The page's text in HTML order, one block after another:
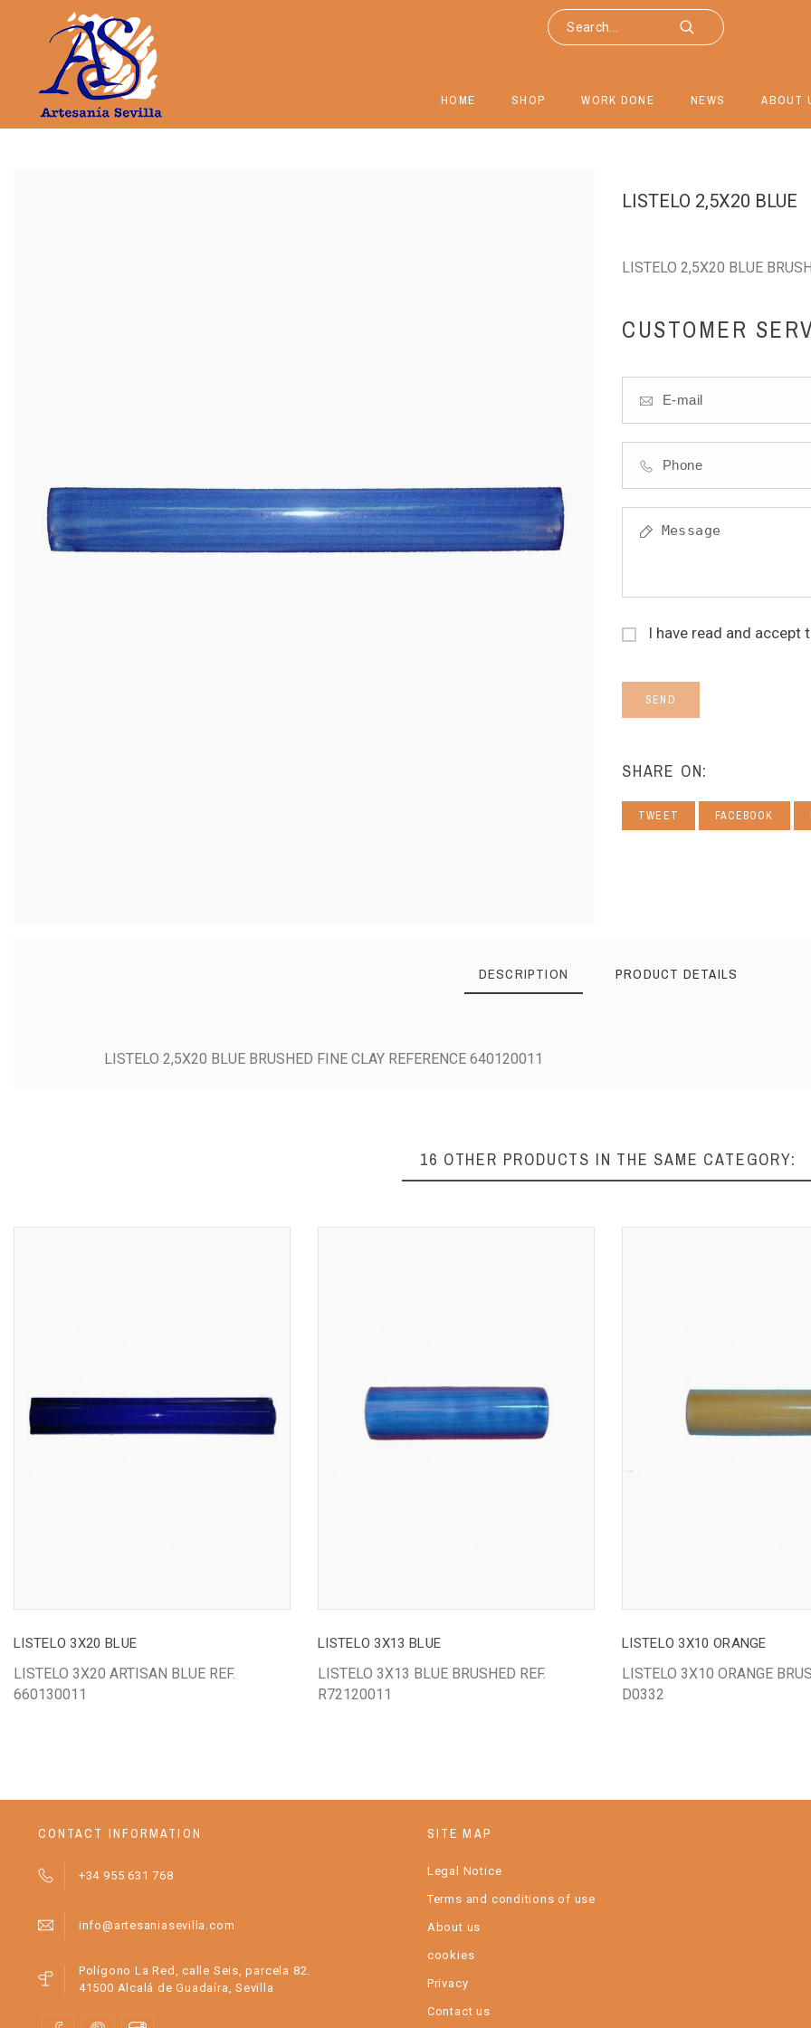
HOME SHOP WORK DONE NEWS ABOUT
LISTELO 2,5X20 BLUE
LISTELO 2,5X20 BLUE
CUSTOMER
I have read and accept
SEND
SHARE ON:
TWEET FACEBOOK
DESCRIPTION PRODUCT DETAILS
LISTELO 2,5X20 BLUE BRUSHED FINE CLAY REFERENCE 640120011
16 OTHER PRODUCTS IN THE SAME CATEGORY:
LISTELO 3X20 BLUE
LISTELO 3X20 ARTISAN BLUE REF.
660130011
LISTELO 3X13 BLUE
LISTELO 3X13 BLUE BRUSHED REF.
R72120011
LISTELO 3X10 ORANGE
LISTELO 3X10 ORANGE
D0332
CONTACT INFORMATION
+34 955 631 768
info@artesaniasevilla.com
Polígono La Red, calle Seis, parcela 82.
41500 Alcalá de Guadaíra, Sevilla
SITE MAP
Legal Notice
Terms and conditions of use
About us
cookies
Privacy
Contact us